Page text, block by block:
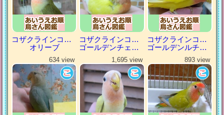
コザクラインコ（小桜インコ）
オリーブ
コザクラインコ（小桜インコ）
ゴールデンチェリー
コザクラインコ（小桜インコ）
ゴールデンルチノー
634 view 1,695 view 893 view